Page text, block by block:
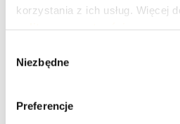
korzystania z ich usług. Więcej
zgody
Niezbędne
Preferencje